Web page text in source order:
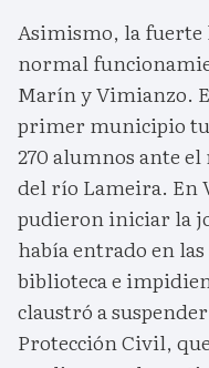
Asimismo, la
normal
Marín y Vimianzo.
primer municipio
270 alumnos ante
del río Lameira. En
pudieron iniciar la
había entrado en
biblioteca e
claustró a
Protección Civil,